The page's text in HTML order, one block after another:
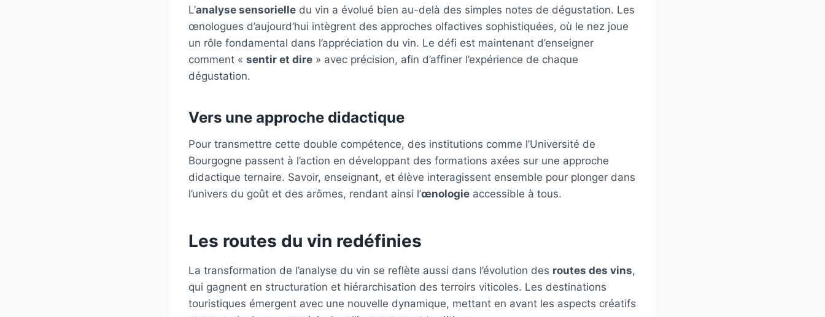
L’analyse sensorielle du vin a évolué bien au-delà des simples notes de dégustation. Les
œnologues d’aujourd’hui intègrent des approches olfactives sophistiquées, où le nez joue
un rôle fondamental dans l’appréciation du vin. Le défi est maintenant d’enseigner
comment « sentir et dire » avec précision, afin d’affiner l’expérience de chaque
dégustation.
Vers une approche didactique
Pour transmettre cette double compétence, des institutions comme l’Université de
Bourgogne passent à l’action en développant des formations axées sur une approche
didactique ternaire. Savoir, enseignant, et élève interagissent ensemble pour plonger dans
l’univers du goût et des arômes, rendant ainsi l’œnologie accessible à tous.
Les routes du vin redéfinies
La transformation de l’analyse du vin se reflète aussi dans l’évolution des routes des vins,
qui gagnent en structuration et hiérarchisation des terroirs viticoles. Les destinations
touristiques émergent avec une nouvelle dynamique, mettant en avant les aspects créatifs